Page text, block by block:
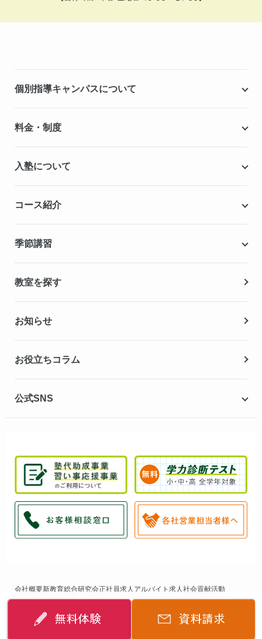
無料体験 資料請求
個別指導キャンパスについて
こだわりの個別指導専用教材
料金・制度
無料学力診断テスト
入塾について
無料体験授業
コース紹介
高校生の個別指導コース
季節講習
冬期講習
教室を探す
お知らせ
お役立ちコラム
公式SNS
会社概要新教育総合研究会正社員求人 アルバイト求人社会貢献活動